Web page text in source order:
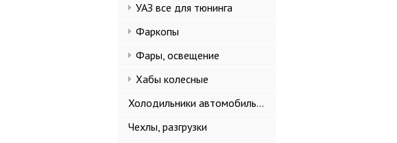
УАЗ все для тюнинга
Фаркопы
Фары, освещение
Хабы колесные
Холодильники автомобильные
Чехлы, разгрузки